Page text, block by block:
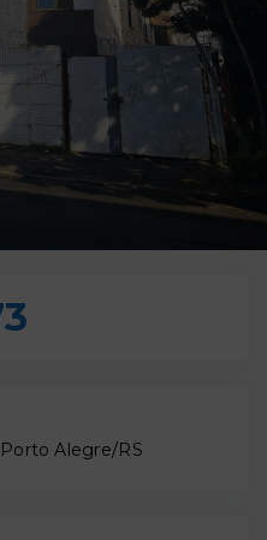
Porto Alegre/RS